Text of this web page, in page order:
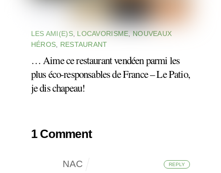
LES AMI(E)S, LOCAVORISME
NOUVEAUX
HÉROS
RESTAURANT
… Aime ce restaurant vendéen parmi les
plus éco-responsables de France – Le Patio,
je dis chapeau!
1 Comment
NAC REPLY